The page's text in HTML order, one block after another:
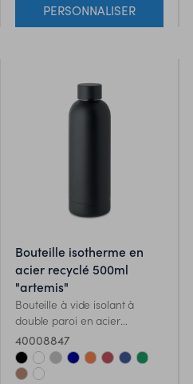
résultat final de l'impression
par article peut présenter des
PERSONNALISER
bouteille isotherme en
acier recyclé 500ml
"artemis"
Bouteille à vide isolant à
double paroi en acier
inoxydable recyclé (90% inox
recyclé et 10% inox). Capacité
de 500 ml. Anti fuite.
40008847